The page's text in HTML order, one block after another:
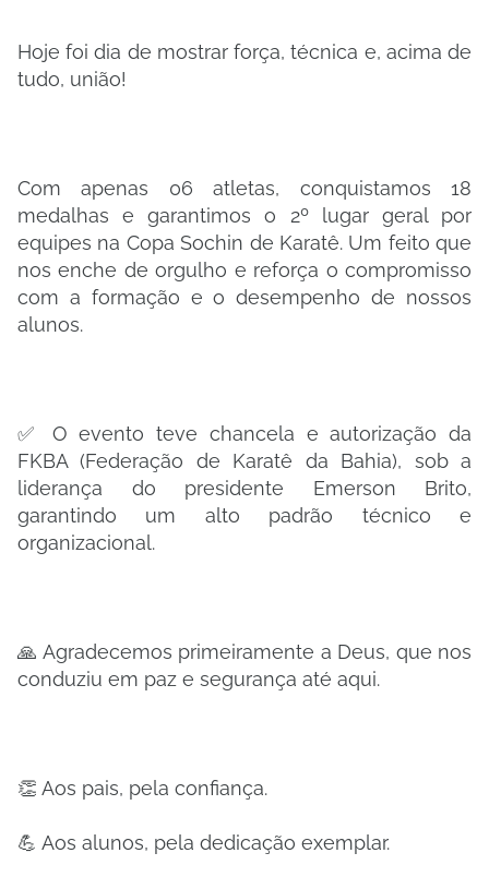
Hoje foi dia de mostrar força, técnica e, acima de
tudo, união!
Com apenas 06 atletas, conquistamos 18
medalhas e garantimos o 2º lugar geral por
equipes na Copa Sochin de Karatê. Um feito que
nos enche de orgulho e reforça o compromisso
com a formação e o desempenho de nossos
alunos.
✅ O evento teve chancela e autorização da
FKBA (Federação de Karatê da Bahia), sob a
liderança do presidente Emerson Brito,
garantindo um alto padrão técnico e
organizacional.
🙏 Agradecemos primeiramente a Deus, que nos
conduziu em paz e segurança até aqui.
👏 Aos pais, pela confiança.
💪 Aos alunos, pela dedicação exemplar.